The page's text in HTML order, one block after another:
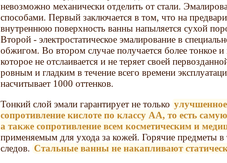
невозможно механически отделить от стали.
способами. Первый заключается в том, что на
внутреннюю поверхность ванны напыляется сухой
Второй - электростатическое эмалирование в
обжигом. Во втором случае получается более тонкое
которое не отслаивается и не теряет своей
ровным и гладким в течение всего времени
насчитывает 1000 оттенков.
Тонкий слой эмали гарантирует не только
сопротивление кислоте по классу АА, то есть
а также сопротивление всем косметическим и
применяемым для ухода за кожей. Горячие предметы в
следов. Стальные ванны не накапливают